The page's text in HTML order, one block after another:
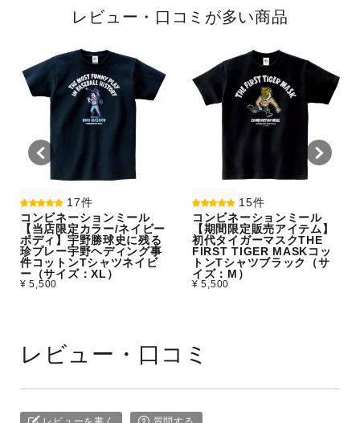
レビュー・口コミが多い商品
17件
コンビネーションミール
【当店限定カラー/ネイビー
ボディ】宇野勝球史に残る
珍プレー宇野ヘディング事
件コットンTシャツネイビ
ー（サイズ：XL）
¥ 5,500
15件
コンビネーションミール
【期間限定販売アイテム】
初代タイガーマスクTHE
FIRST TIGER MASKコッ
トンTシャツブラック（サ
イズ：M）
¥ 5,500
レビュー・口コミ